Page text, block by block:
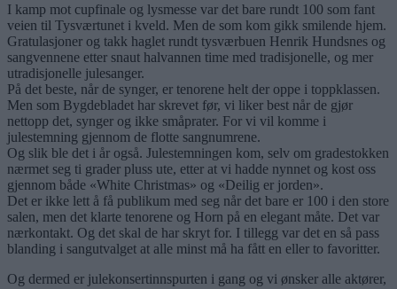
I kamp mot cupfinale og lysmesse var det bare rundt 100 som fant
veien til Tysværtunet i kveld. Men de som kom gikk smilende hjem.
Gratulasjoner og takk haglet rundt tysværbuen Henrik Hundsnes og
sangvennene etter snaut halvannen time med tradisjonelle, og mer
utradisjonelle julesanger.
På det beste, når de synger, er tenorene helt der oppe i toppklassen.
Men som Bygdebladet har skrevet før, vi liker best når de gjør
nettopp det, synger og ikke småprater. For vi vil komme i
julestemning gjennom de flotte sangnumrene.
Og slik ble det i år også. Julestemningen kom, selv om gradestokken
nærmet seg ti grader pluss ute, etter at vi hadde nynnet og kost oss
gjennom både «White Christmas» og «Deilig er jorden».
Det er ikke lett å få publikum med seg når det bare er 100 i den store
salen, men det klarte tenorene og Horn på en elegant måte. Det var
nærkontakt. Og det skal de har skryt for. I tillegg var det en så pass
blanding i sangutvalget at alle minst må ha fått en eller to favoritter.
Og dermed er julekonsertinnspurten i gang og vi ønsker alle aktører,